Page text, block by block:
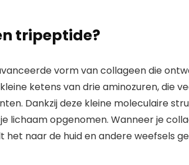
tripeptide?
vorm van collageen die
ketens van drie aminozuren, die
Dankzij deze kleine moleculaire
lichaam opgenomen. Wanneer je
het naar de huid en andere weefsels